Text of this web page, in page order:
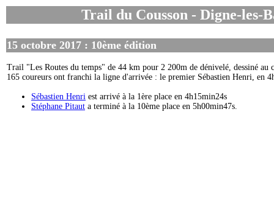
Trail du Cousson - Digne-les-
15 octobre 2017 : 10ème édition
Trail "Les Routes du temps" de 44 km pour 2 200m de dénivelé, dessiné au
165 coureurs ont franchi la ligne d'arrivée : le premier Sébastien Henri, en
Sébastien Henri est arrivé à la 1ère place en 4h15min24s
Stéphane Pitaut a terminé à la 10ème place en 5h00min47s.